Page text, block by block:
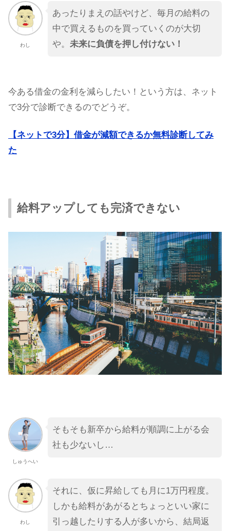
わし
あったりまえの話やけど、毎月の給料の
中で買えるものを買っていくのが大切
や。 未来に負債を押し付けない！
今ある借金の金利を減らしたい！という方は、ネット
で3分で診断できるのでどうぞ。
【ネットで3分】借金が減額できるか無料診断してみ
た
給料アップしても完済できない
しゅうへい
そもそも新卒から給料が順調に上がる会
社も少ないし…
わし
それに、仮に昇給しても月に1万円程度。
しかも給料があがるとちょっといい家に
引っ越したりする人が多いから、結局返